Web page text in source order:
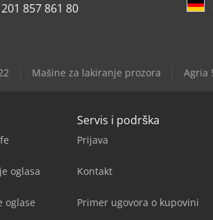
857 861 80
Mašine za lakiranje prozora Agria
oglasa
oglase
Servis i podrška
Prijava
Kontakt
Primer ugovora o kupovini